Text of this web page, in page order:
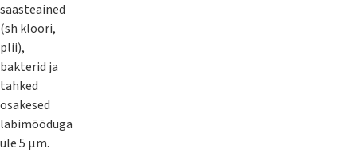
saasteained
(sh kloori,
plii),
bakterid ja
tahked
osakesed
läbimõõduga
üle 5 μm.